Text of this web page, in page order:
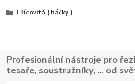
Lžícovitá ( háčky )
Profesionální nástroje pro
tesaře, soustružníky, ... od